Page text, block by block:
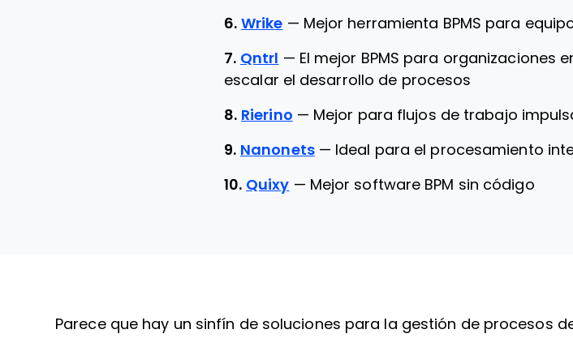
6. Wrike — Mejor herramienta BPMS para
7. Qntrl — El mejor BPMS para organizaciones
escalar el desarrollo de procesos
8. Rierino — Mejor para flujos de trabajo
9. Nanonets — Ideal para el procesamiento
10. Quixy — Mejor software BPM sin código
Parece que hay un sinfín de soluciones para la gestión de procesos